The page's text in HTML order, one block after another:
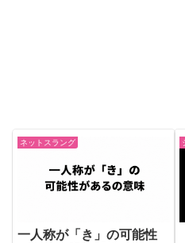
ネットスラング
一人称が「き」の可能性